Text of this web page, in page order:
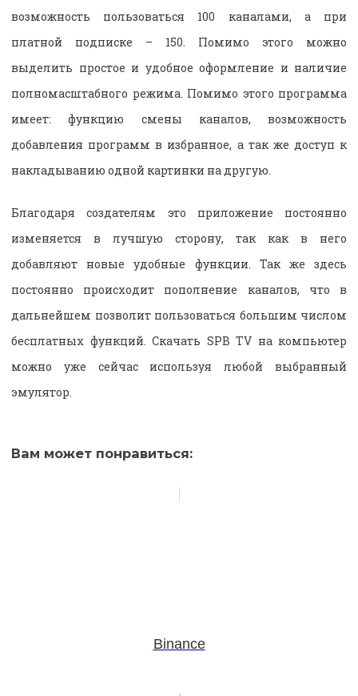
возможность пользоваться 100 каналами, а при
платной подписке – 150. Помимо этого можно
выделить простое и удобное оформление и наличие
полномасштабного режима. Помимо этого программа
имеет: функцию смены каналов, возможность
добавления программ в избранное, а так же доступ к
накладыванию одной картинки на другую.
Благодаря создателям это приложение постоянно
изменяется в лучшую сторону, так как в него
добавляют новые удобные функции. Так же здесь
постоянно происходит пополнение каналов, что в
дальнейшем позволит пользоваться большим числом
бесплатных функций. Скачать SPB TV на компьютер
можно уже сейчас используя любой выбранный
эмулятор.
Вам может понравиться:
Binance